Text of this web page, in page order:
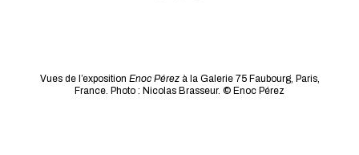
Vues de l’exposition Enoc Pérezà la Galerie 75 Faubourg, Paris,
France. Photo : Nicolas Brasseur. © Enoc Pérez